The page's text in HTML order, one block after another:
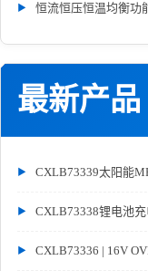
恒流恒压恒温均衡功
最新产品
CXLB73339太阳能
CXLB73338锂电池
CXLB73336 | 16V